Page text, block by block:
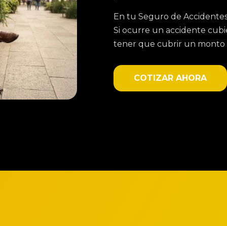
En tu Seguro de
Si ocurre un accidente
tener que cubrir un monto
COTIZAR AHORA